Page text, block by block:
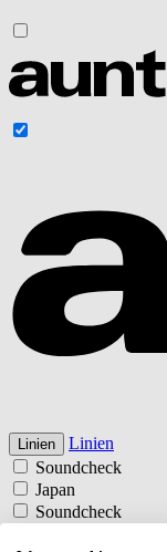
Linien
Linien
Soundcheck
Japan
Soundcheck